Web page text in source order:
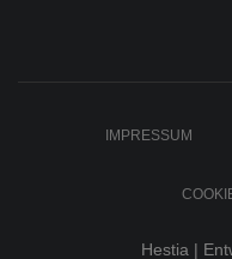
IMPRESSUM
Hestia |